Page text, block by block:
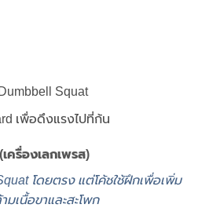
Squat
เพื่อดึงแรงไปที่ก้น
ครื่องเลกเพรส)
โดยตรง แต่โค้ชใช้ฝึกเพื่อเพิ่ม
เนื้อขาและสะโพก